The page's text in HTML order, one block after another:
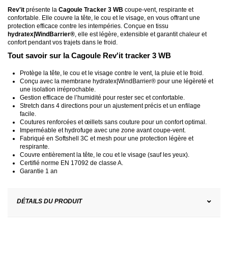
Rev'it présente la Cagoule Tracker 3 WB coupe-vent, respirante et
confortable. Elle couvre la tête, le cou et le visage, en vous offrant une
protection efficace contre les intempéries. Conçue en tissu
hydratex|WindBarrier® , elle est légère, extensible et garantit chaleur et
confort pendant vos trajets dans le froid.
Tout savoir sur la Cagoule Rev'it tracker 3 WB
Protège la tête, le cou et le visage contre le vent, la pluie et le froid.
Conçu avec la membrane hydratex|WindBarrier® pour une légèreté et
une isolation irréprochable.
Gestion efficace de l’humidité pour rester sec et confortable.
Stretch dans 4 directions pour un ajustement précis et un enfilage
facile.
Coutures renforcées et œillets sans couture pour un confort optimal.
Imperméable et hydrofuge avec une zone avant coupe-vent.
Fabriqué en Softshell 3C et mesh pour une protection légère et
respirante.
Couvre entièrement la tête, le cou et le visage (sauf les yeux).
Certifié norme EN 17092 de classe A.
Garantie 1 an
DÉTAILS DU PRODUIT